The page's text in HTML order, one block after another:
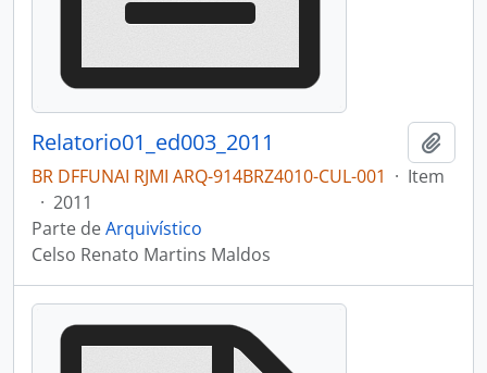
Relatorio01_ed003_2011
BR DFFUNAI RJMI ARQ-914BRZ4010-CUL-001 · Item
· 2011
Parte deArquivístico
Celso Renato Martins Maldos